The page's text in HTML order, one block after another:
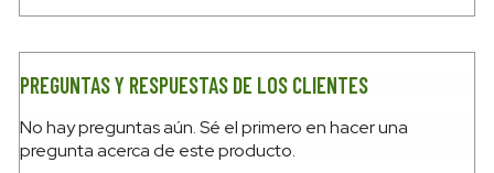
PREGUNTAS Y RESPUESTAS DE LOS CLIENTES
No hay preguntas aún. Sé el primero en hacer una
pregunta acerca de este producto.